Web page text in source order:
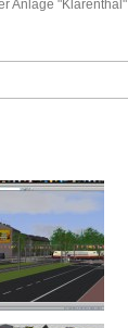
Anlage "Klarenthal"